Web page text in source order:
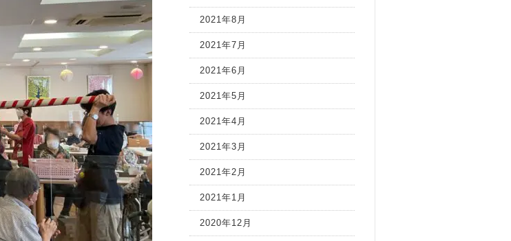
2021年8月
2021年7月
2021年6月
2021年5月
2021年4月
2021年3月
2021年2月
2021年1月
2020年12月